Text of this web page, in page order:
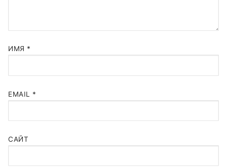
ИМЯ *
EMAIL *
САЙТ